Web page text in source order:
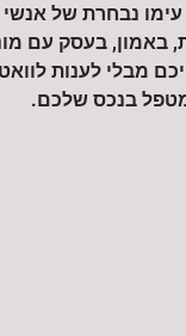
עימו נבחרת של
באמון, בעסק עם
מבלי לענות
בנכס שלכם.